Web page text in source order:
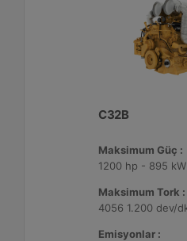
C32B
Maksimum Güç :
1200 hp - 895 kW
Maksimum Tork :
Emisyonlar :